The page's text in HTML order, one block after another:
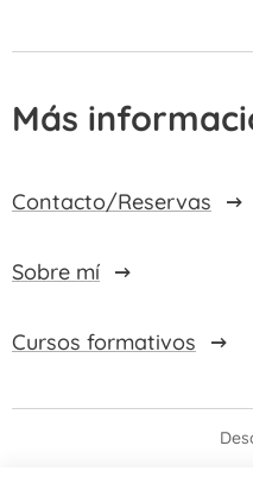
Más
Contacto/Reservas
Sobre mí
Cursos formativos